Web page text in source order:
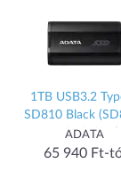
USB3.2 Type-C
Black (SD810-
1000G-CBK)
65 940 Ft-tól